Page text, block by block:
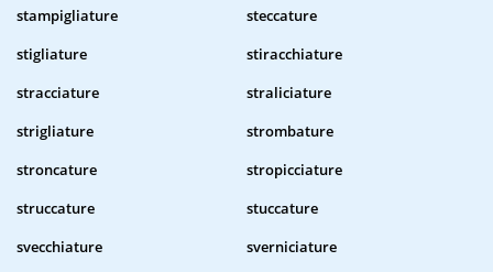
stampigliature
steccature
stigliature
stiracchiature
stracciature
straliciature
strigliature
strombature
stroncature
stropicciature
struccature
stuccature
svecchiature
sverniciature